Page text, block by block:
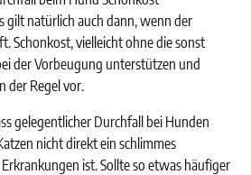
gilt natürlich auch dann, wenn der
Schonkost, vielleicht ohne die sonst
der Vorbeugung unterstützen und
der Regel vor.
gelegentlicher Durchfall bei Hunden
nicht direkt ein schlimmes
ist. Sollte so etwas häufiger